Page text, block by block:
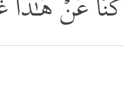
كُنَّا عَنۡ هَـٰذَا